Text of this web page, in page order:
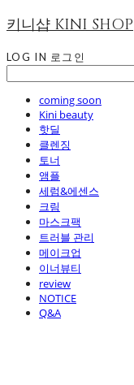
키니샵 KINI SHOP
LOG IN 로그인
coming soon
Kini beauty
핫딜
클렌징
토너
앰플
세럼&에센스
크림
마스크팩
트러블 관리
메이크업
이너뷰티
review
NOTICE
Q&A